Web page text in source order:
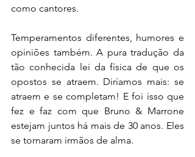
como cantores.
Temperamentos diferentes, humores e
opiniões também. A pura tradução da
tão conhecida lei da física de que os
opostos se atraem. Diríamos mais: se
atraem e se completam! E foi isso que
fez e faz com que Bruno & Marrone
estejam juntos há mais de 30 anos. Eles
se tornaram irmãos de alma.